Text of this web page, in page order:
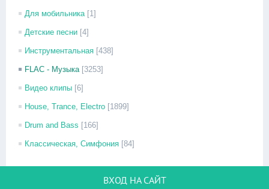
Для мобильника [1]
Детские песни [4]
Инструментальная [438]
FLAC - Музыка [3253]
Видео клипы [6]
House, Trance, Electro [1899]
Drum and Bass [166]
Классическая, Симфония [84]
ВХОД НА САЙТ